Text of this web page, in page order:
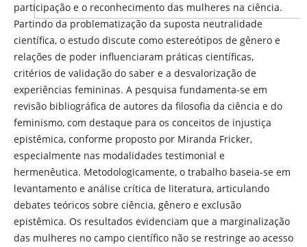
participação e o reconhecimento das mulheres na ciência.
Partindo da problematização da suposta neutralidade
científica, o estudo discute como estereótipos de gênero e
relações de poder influenciaram práticas científicas,
critérios de validação do saber e a desvalorização de
experiências femininas. A pesquisa fundamenta-se em
revisão bibliográfica de autores da filosofia da ciência e do
feminismo, com destaque para os conceitos de injustiça
epistêmica, conforme proposto por Miranda Fricker,
especialmente nas modalidades testimonial e
hermenêutica. Metodologicamente, o trabalho baseia-se em
levantamento e análise crítica de literatura, articulando
debates teóricos sobre ciência, gênero e exclusão
epistêmica. Os resultados evidenciam que a marginalização
das mulheres no campo científico não se restringe ao acesso